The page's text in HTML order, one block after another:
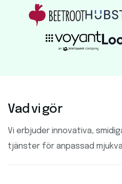
Vad vi gör
Vi erbjuder innovativa,
tjänster för anpassad